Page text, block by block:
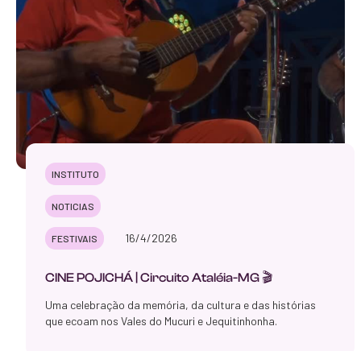
INSTITUTO
NOTICIAS
FESTIVAIS 16/4/2026
CINE POJICHÁ | Circuito Ataléia-MG 🎬
Uma celebração da memória, da cultura e das histórias
que ecoam nos Vales do Mucuri e Jequitinhonha.